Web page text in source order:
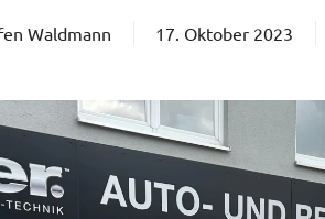
Waldmann 17. Oktober 2023